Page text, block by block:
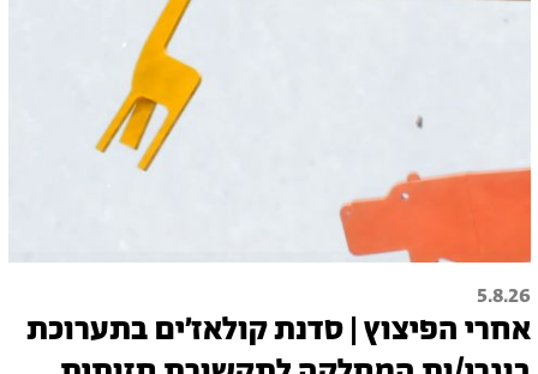
5.8.26
אחרי הפיצוץ | סדנת קולאז׳ים בתערוכת